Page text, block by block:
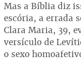
Mas a Bíblia diz
escória, a errada
Clara Maria, 39,
versículo de
o sexo